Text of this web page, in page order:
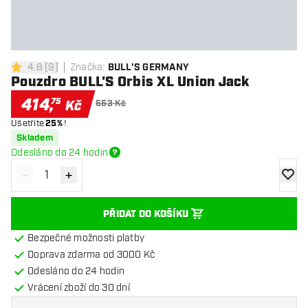
4.8 hodnoticí hvězdičky
4.8 [9] Značka: BULL'S GERMANY
Pouzdro BULL'S Orbis XL Union Jack
414,75 Kč 553 Kč
Ušetříte25% !
Skladem
Odesláno do 24 hodin
Snížit množství
- Zvýšit množství
+
PŘIDAT DO KOŠÍKU
Bezpečné možnosti platby
Doprava zdarma od 3000 Kč
Odesláno do 24 hodin
Vrácení zboží do 30 dní